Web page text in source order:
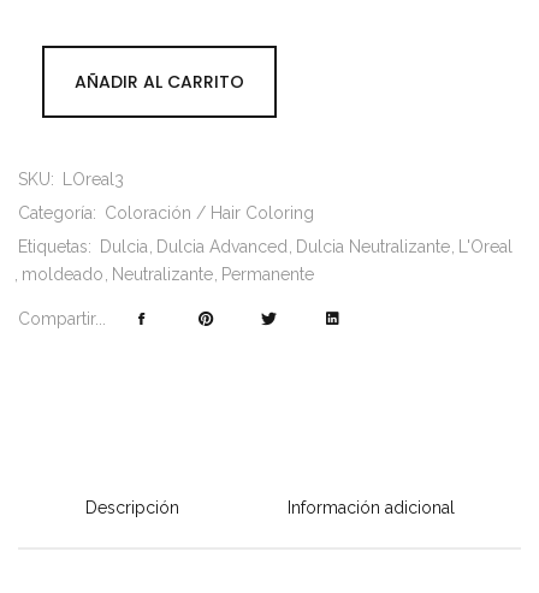
AÑADIR AL CARRITO
SKU: LOreal3
Categoría: Coloración / Hair Coloring
Etiquetas: Dulcia Dulcia Advanced Dulcia Neutralizante L'Oreal
moldeado Neutralizante Permanente
Compartir...
Descripción Información adicional